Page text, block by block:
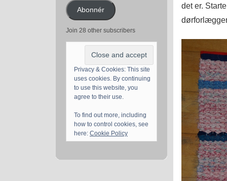
adresseAbonnér
Join 28 other subscribers
Privacy & Cookies: This site
uses cookies. By continuing
to use this website, you
agree to their use.
To find out more, including
how to control cookies, see
here: Cookie Policy
det er.